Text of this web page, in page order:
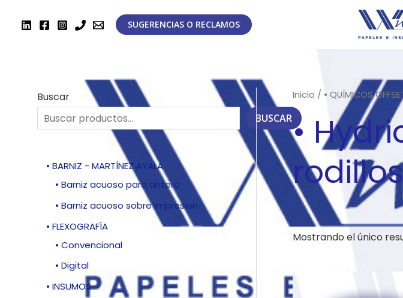
SUGERENCIAS O RECLAMOS
Buscar
BUSCAR
• BARNIZ - MARTÍNEZ AYALA
• Barniz acuoso para tintero
• Barniz acuoso sobre impresión
• FLEXOGRAFÍA
• Convencional
• Digital
• INSUMOS
Inicio / • QUÍMICOS
•
Mostrando el único